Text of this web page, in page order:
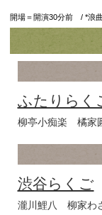
社会人は
に。少し
ませんか？
12日は骨
とベテラ
15月には